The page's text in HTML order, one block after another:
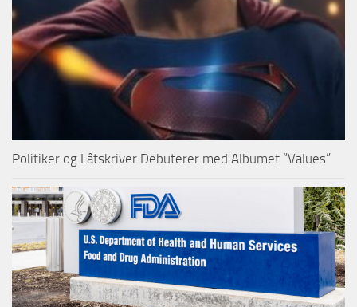
Politiker og Låtskriver Debuterer med Albumet “Values”